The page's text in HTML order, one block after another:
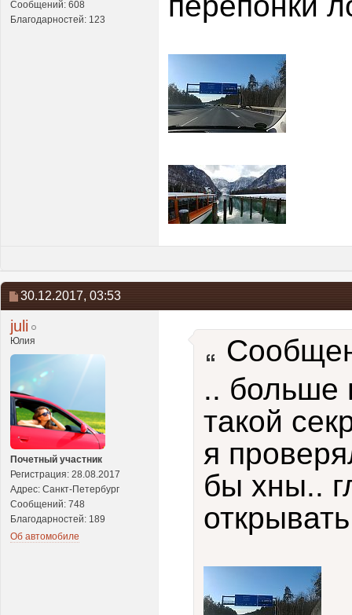
Сообщений: 608
Благодарностей: 123
30.12.2017, 03:53
juli
Юлия
Почетный участник
Регистрация: 28.08.2017
Адрес: Санкт-Петербург
Сообщений: 748
Благодарностей: 189
Об автомобиле
.. больше
такой
я
бы хны..